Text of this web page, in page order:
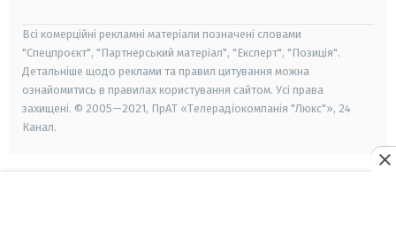
Всі комерційні рекламні матеріали позначені словами
"Спецпроєкт", "Партнерський матеріал", "Експерт", "Позиція".
Детальніше щодо реклами та правил цитування можна
ознайомитись в правилах користування сайтом. Усі права
захищені. © 2005—2021, ПрАТ «Телерадіокомпанія "Люкс"», 24
Канал.